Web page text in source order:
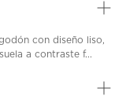
con diseño liso,
a contraste f...